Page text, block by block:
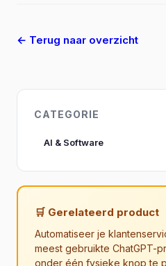
← Terug naar overzicht
CATEGORIE
AI & Software
🛒 Gerelateerd product
Automatiseer je
meest gebruikte ChatGPT-
onder één fysieke knop te